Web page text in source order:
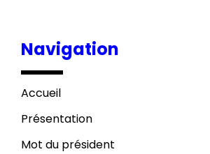
Navigation
Accueil
Présentation
Mot du président